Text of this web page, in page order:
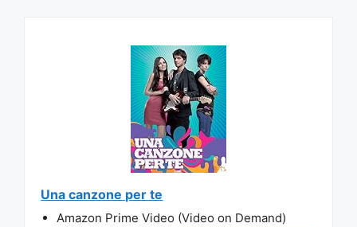
Una canzone per te
Amazon Prime Video (Video on Demand)